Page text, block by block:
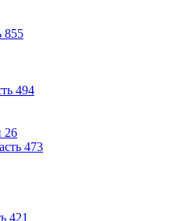
855
494
26
473
421